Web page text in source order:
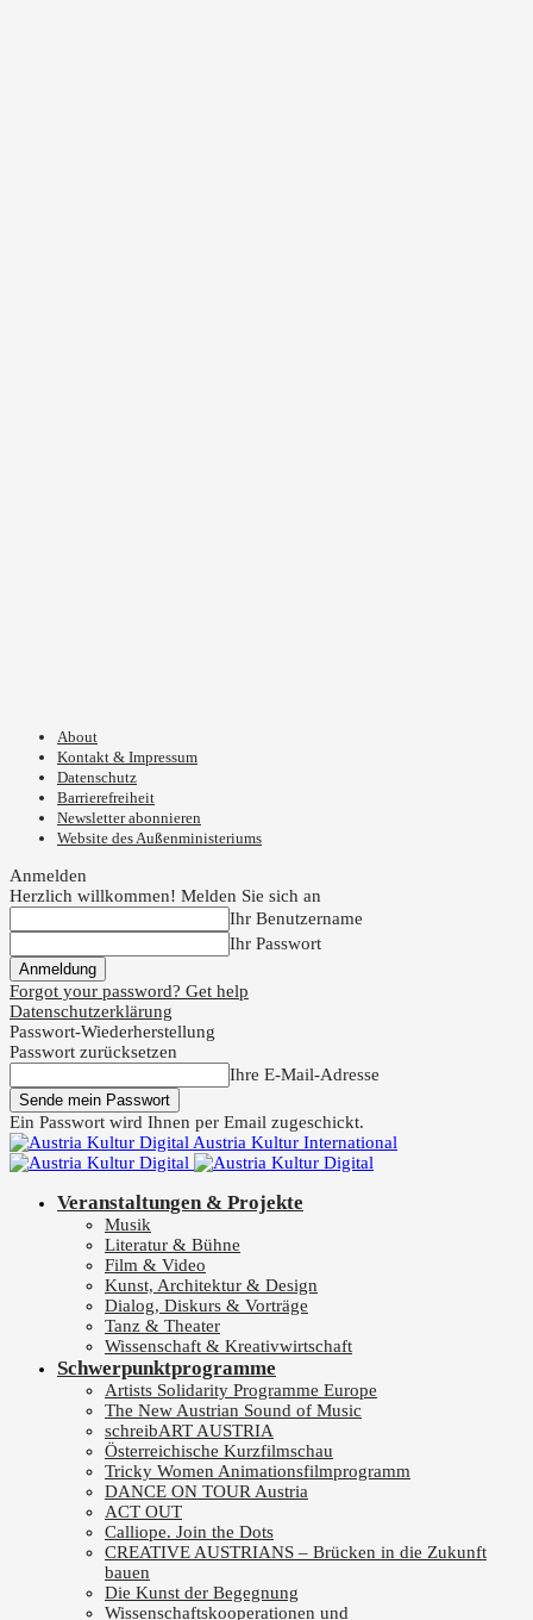
About
Kontakt & Impressum
Datenschutz
Barrierefreiheit
Newsletter abonnieren
Website des Außenministeriums
Anmelden
Herzlich willkommen! Melden Sie sich an
Ihr Benutzername
Ihr Passwort
Forgot your password? Get help
Datenschutzerklärung
Passwort-Wiederherstellung
Passwort zurücksetzen
Ihre E-Mail-Adresse
Ein Passwort wird Ihnen per Email zugeschickt.
Austria Kultur International
Veranstaltungen & Projekte
Musik
Literatur & Bühne
Film & Video
Kunst, Architektur & Design
Dialog, Diskurs & Vorträge
Tanz & Theater
Wissenschaft & Kreativwirtschaft
Schwerpunktprogramme
Artists Solidarity Programme Europe
The New Austrian Sound of Music
schreibART AUSTRIA
Österreichische Kurzfilmschau
Tricky Women Animationsfilmprogramm
DANCE ON TOUR Austria
ACT OUT
Calliope. Join the Dots
CREATIVE AUSTRIANS – Brücken in die Zukunft
bauen
Die Kunst der Begegnung
Wissenschaftskooperationen und